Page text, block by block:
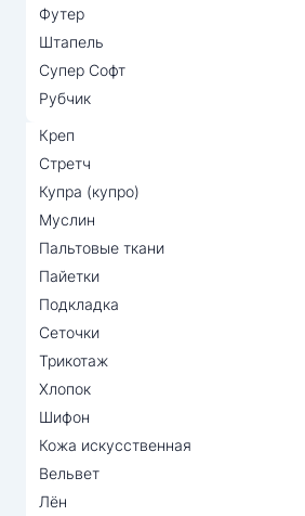
Футер
Штапель
Супер Софт
Рубчик
Креп
Стретч
Купра (купро)
Муслин
Пальтовые ткани
Пайетки
Подкладка
Сеточки
Трикотаж
Хлопок
Шифон
Кожа искусственная
Вельвет
Лён